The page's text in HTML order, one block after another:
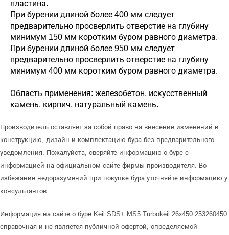
пластина.
При бурении длиной более 400 мм следует
предварительно просверлить отверстие на глубину
минимум 150 мм коротким буром равного диаметра.
При бурении длиной более 950 мм следует
предварительно просверлить отверстие на глубину
минимум 400 мм коротким буром равного диаметра.
Область применения: железобетон, искусственный
камень, кирпич, натуральный камень.
Производитель оставляет за собой право на внесение изменений в
конструкцию, дизайн и комплектацию бура без предварительного
уведомления. Пожалуйста, сверяйте информацию о буре с
информацией на официальном сайте фирмы-производителя. Во
избежание недоразумений при покупке бура уточняйте информацию у
консультантов.
Информация на сайте о буре Keil SDS+ MS5 Turbokeil 26х450 253260450
справочная и не является публичной офертой, определяемой